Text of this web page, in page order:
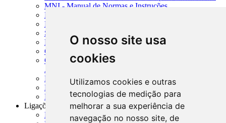
O nosso site usa
cookies
Utilizamos cookies e outras
tecnologias de medição para
melhorar a sua experiência de
navegação no nosso site, de
MNI - Manual de Normas e Instruções
MTVM - Manual de Títulos e Valores Mobiliários
MCR - Manual de Crédito Rural
SISORF - Manual de Organização do SFN
MASUP - Manual de Supervisão Bancária
CADOC - Catálogo de Documentos
CNAE-CONCLA - Classificação Nacional de
Atividades Econômicas
PMF - Cartilhas do BCB
Manuais Auxiliares do BCB e Cosif-e
Resenhas Diárias Governamentais
Ligações Externas
Links Úteis